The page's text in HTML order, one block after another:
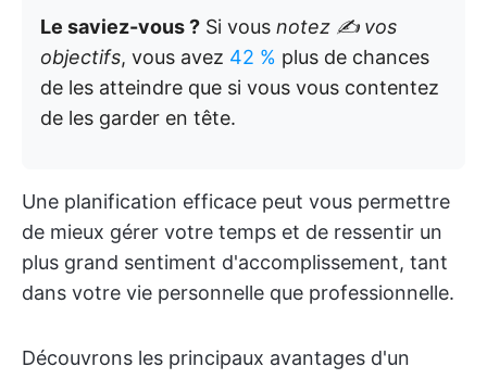
Le saviez-vous ? Si vous notez ✍️ vos
objectifs, vous avez 42 % plus de chances
de les atteindre que si vous vous contentez
de les garder en tête.
Une planification efficace peut vous permettre
de mieux gérer votre temps et de ressentir un
plus grand sentiment d'accomplissement, tant
dans votre vie personnelle que professionnelle.
Découvrons les principaux avantages d'un